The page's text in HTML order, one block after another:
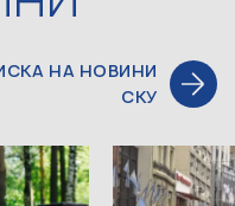
НА НОВИНИ
СКУ